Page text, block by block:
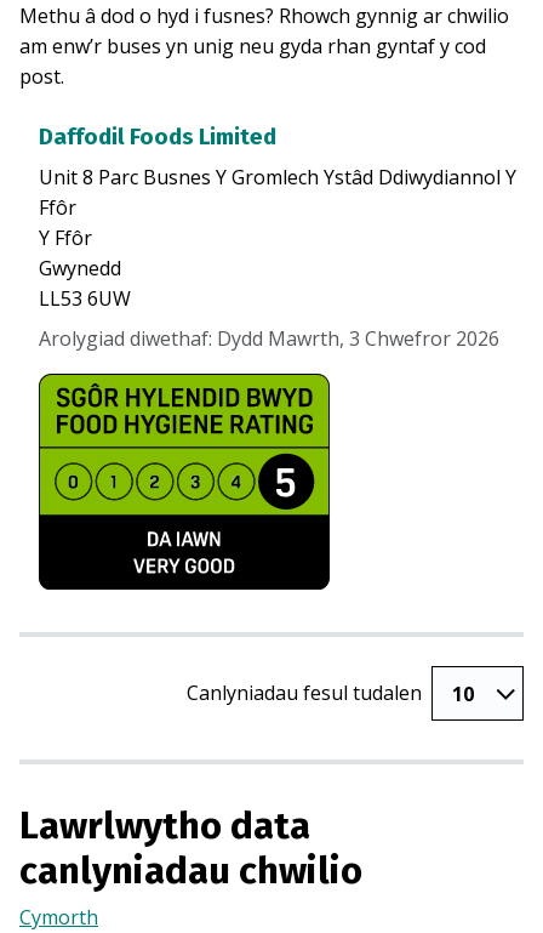
Methu â dod o hyd i fusnes? Rhowch gynnig ar chwilio
am enw’r buses yn unig neu gyda rhan gyntaf y cod
post.
Daffodil Foods Limited
Unit 8 Parc Busnes Y Gromlech Ystâd Ddiwydiannol Y
Ffôr
Y Ffôr
Gwynedd
LL53 6UW
Arolygiad diwethaf: Dydd Mawrth, 3 Chwefror 2026
Canlyniadau fesul tudalen
Lawrlwytho data
canlyniadau chwilio
Cymorth